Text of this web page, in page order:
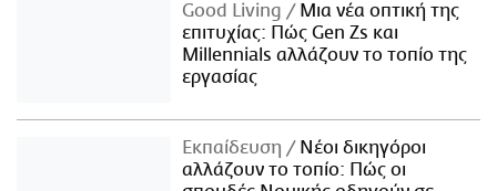
Good Living
Μια νέα οπτική της
επιτυχίας: Πώς Gen Zs και
Millennials αλλάζουν το τοπίο της
εργασίας
Εκπαίδευση
Νέοι δικηγόροι
αλλάζουν το τοπίο: Πώς οι